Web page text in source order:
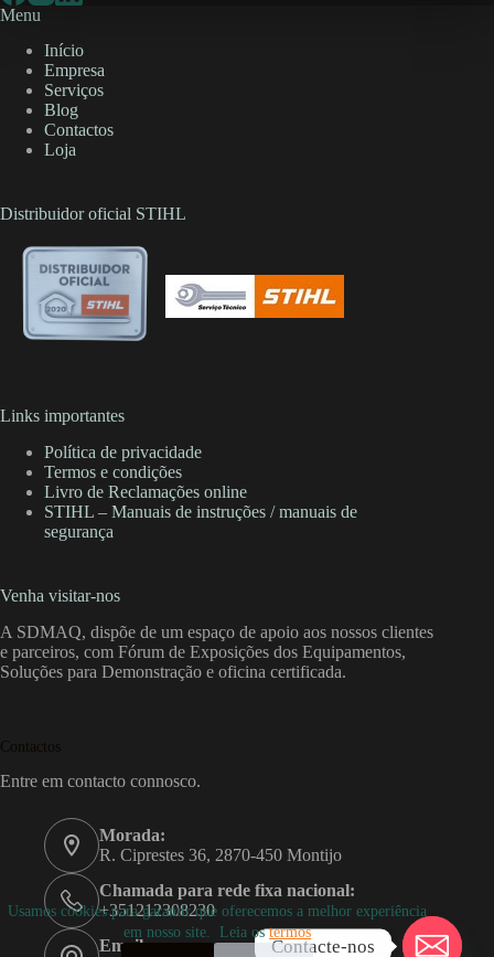
Usamos cookies para garantir que oferecemos a melhor experiência
em nosso site. Leia ostermos
Menu
Início
Empresa
Serviços
Blog
Contactos
Loja
Distribuidor oficial STIHL
Links importantes
Política de privacidade
Termos e condições
Livro de Reclamações online
STIHL – Manuais de instruções / manuais de
segurança
Venha visitar-nos
A SDMAQ, dispõe de um espaço de apoio aos nossos clientes
e parceiros, com Fórum de Exposições dos Equipamentos,
Soluções para Demonstração e oficina certificada.
Contactos
Entre em contacto connosco.
Morada:
R. Ciprestes 36, 2870-450 Montijo
Chamada para rede fixa nacional:
+351212308230
Email:
Contacte-nos